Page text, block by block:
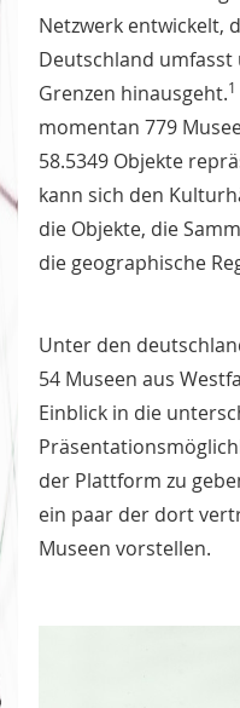
Netzwerk entwickelt,
Deutschland
Grenzen hinausgeht.1
momentan 779
58.5349 Objekte
kann sich den
die Objekte, die
die geographische
Unter den
54 Museen aus
Einblick in die
der Plattform zu
ein paar der dort
Museen vorstellen.